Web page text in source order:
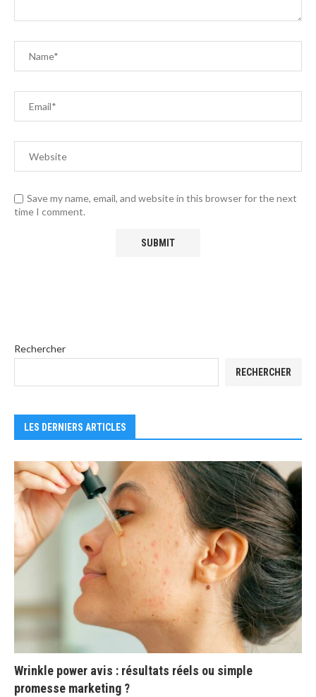
Save my name, email, and website in this browser for the next
time I comment.
Rechercher
RECHERCHER
LES DERNIERS ARTICLES
Wrinkle power avis : résultats réels ou simple
promesse marketing ?